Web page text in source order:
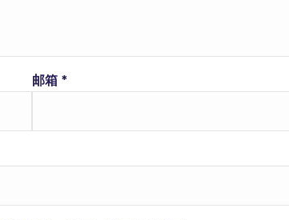
邮箱*